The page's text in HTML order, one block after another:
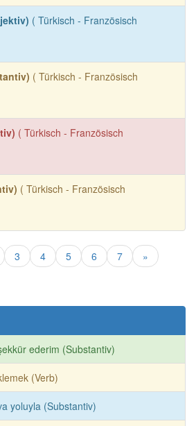
( Türkisch - Französisch
( Türkisch - Französisch
( Türkisch - Französisch
( Türkisch - Französisch
3 4 5 6 7
»
ederim (Substantiv)
(Verb)
yoluyla (Substantiv)